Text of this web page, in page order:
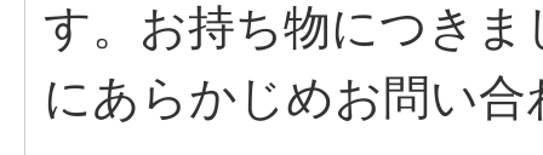
す。お持ち物につき
にあらかじめお問い